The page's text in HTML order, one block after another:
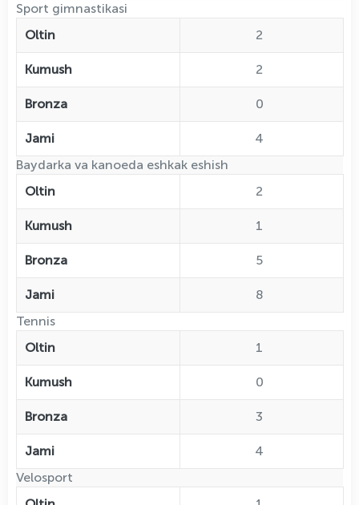
Sport gimnastikasi
Oltin
2
Kumush 2
Bronza 0
Jami
4
Baydarka va kanoeda eshkak eshish
Oltin
2
Kumush 1
Bronza 5
Jami
8
Tennis
Oltin
1
Kumush 0
Bronza 3
Jami
4
Velosport